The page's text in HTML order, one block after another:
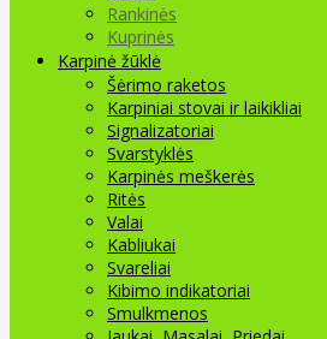
Rankinės
Kuprinės
Karpinė žūklė
Šėrimo raketos
Karpiniai stovai ir laikikliai
Signalizatoriai
Svarstyklės
Karpinės meškerės
Ritės
Valai
Kabliukai
Svareliai
Kibimo indikatoriai
Smulkmenos